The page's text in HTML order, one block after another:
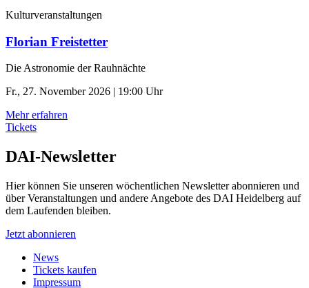
Kulturveranstaltungen
Florian Freistetter
Die Astronomie der ­Rauhnächte
Fr., 27. November 2026 | 19:00 Uhr
Mehr erfahren
Tickets
DAI-Newsletter
Hier können Sie unseren wöchentlichen Newsletter abonnieren und
über Veranstaltungen und andere Angebote des DAI Heidelberg auf
dem Laufenden bleiben.
Jetzt abonnieren
News
Tickets kaufen
Impressum